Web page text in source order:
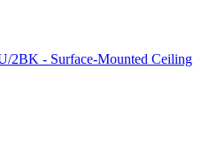
2BK - Surface-Mounted Ceiling